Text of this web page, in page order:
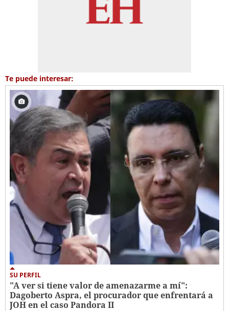
Te puede interesar:
SU PERFIL
"A ver si tiene valor de amenazarme a mí":
Dagoberto Aspra, el procurador que enfrentará a
JOH en el caso Pandora II